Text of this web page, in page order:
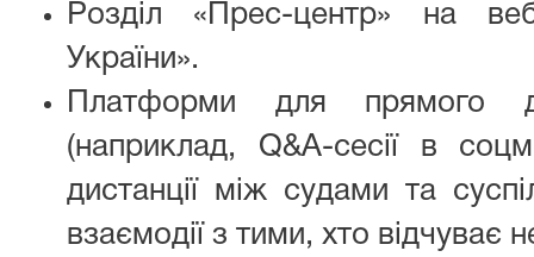
Розділ «Прес-центр» на
України».
Платформи для прямого
(наприклад, Q&A-сесії в
дистанції між судами та
взаємодії з тими, хто відчуває